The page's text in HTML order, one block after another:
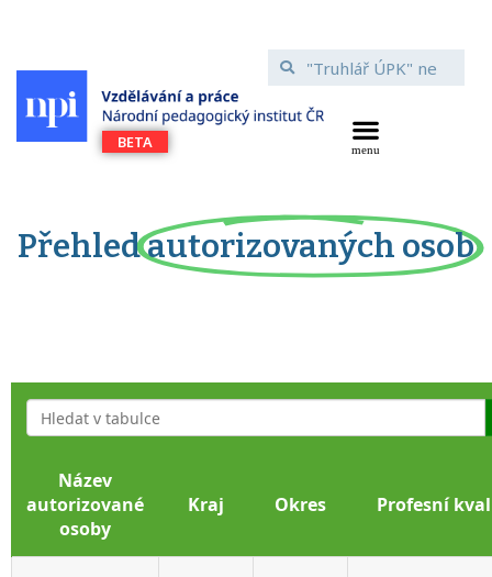
Přehledautorizovaných osob
Název
autorizované
osoby
Kraj Okres Profesní